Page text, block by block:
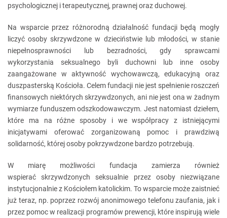
psychologicznej i terapeutycznej, prawnej oraz duchowej.
Na wsparcie przez różnorodną działalność fundacji będą mogły
liczyć osoby skrzywdzone w dzieciństwie lub młodości, w stanie
niepełnosprawności lub bezradności, gdy sprawcami
wykorzystania seksualnego byli duchowni lub inne osoby
zaangażowane w aktywność wychowawczą, edukacyjną oraz
duszpasterską Kościoła. Celem fundacji nie jest spełnienie roszczeń
finansowych niektórych skrzywdzonych, ani nie jest ona w żadnym
wymiarze funduszem odszkodowawczym. Jest natomiast dziełem,
które ma na różne sposoby i we współpracy z istniejącymi
inicjatywami oferować zorganizowaną pomoc i prawdziwą
solidarność, której osoby pokrzywdzone bardzo potrzebują.
W miarę możliwości fundacja zamierza również
wspierać skrzywdzonych seksualnie przez osoby niezwiązane
instytucjonalnie z Kościołem katolickim. To wsparcie może zaistnieć
już teraz, np. poprzez rozwój anonimowego telefonu zaufania, jak i
przez pomoc w realizacji programów prewencji, które inspirują wiele